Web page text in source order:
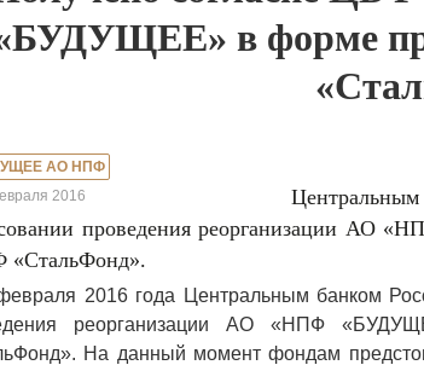
в форме
АО НПФ
2016
проведения реорганизации АО
2016 года Центральным банком
реорганизации АО «НПФ
На данный момент фондам